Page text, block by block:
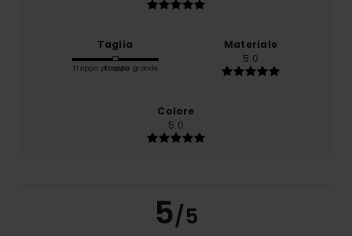
Taglia
Troppo piccoloTroppo grande
Materiale
5.0
Colore
5.0
5/5